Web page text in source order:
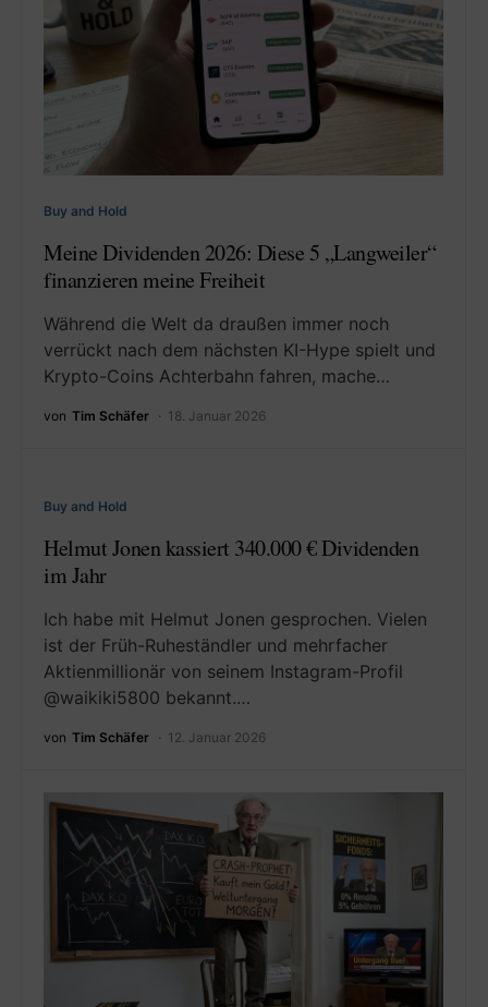
Buy and Hold
Meine Dividenden 2026: Diese 5 „Langweiler“
finanzieren meine Freiheit
Während die Welt da draußen immer noch
verrückt nach dem nächsten KI-Hype spielt und
Krypto-Coins Achterbahn fahren, mache…
von Tim Schäfer 18. Januar 2026
Buy and Hold
Helmut Jonen kassiert 340.000 € Dividenden
im Jahr
Ich habe mit Helmut Jonen gesprochen. Vielen
ist der Früh-Ruheständler und mehrfacher
Aktienmillionär von seinem Instagram-Profil
@waikiki5800 bekannt.…
von Tim Schäfer 12. Januar 2026